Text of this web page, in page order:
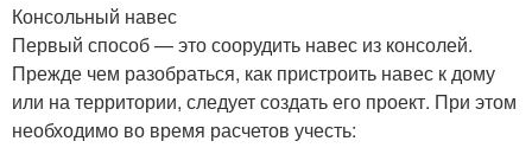
Консольный навес
Первый способ — это соорудить навес из консолей.
Прежде чем разобраться, как пристроить навес к дому
или на территории, следует создать его проект. При этом
необходимо во время расчетов учесть: